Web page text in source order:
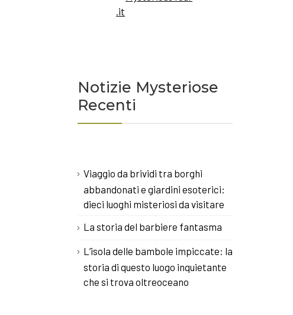
Notizie Mysteriose
Recenti
Viaggio da brividi tra borghi
abbandonati e giardini esoterici:
dieci luoghi misteriosi da visitare
La storia del barbiere fantasma
L’isola delle bambole impiccate: la
storia di questo luogo inquietante
che si trova oltreoceano